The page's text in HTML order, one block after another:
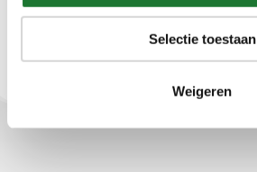
Selectie toestaan
Weigeren